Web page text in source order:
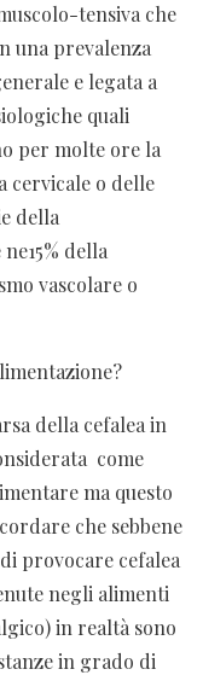
tensiva che
una prevalenza
e legata a
quali
per molte ore la
cervicale o delle
della
della
vascolare o
della cefalea in
come
ma questo
che sebbene
provocare cefalea
negli alimenti
in realtà sono
in grado di